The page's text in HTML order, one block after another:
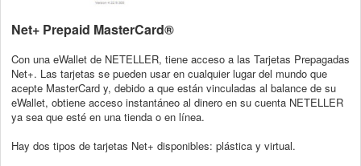
Net+ Prepaid MasterCard®
Con una eWallet de NETELLER, tiene acceso a las Tarjetas Prepagadas
Net+. Las tarjetas se pueden usar en cualquier lugar del mundo que
acepte MasterCard y, debido a que están vinculadas al balance de su
eWallet, obtiene acceso instantáneo al dinero en su cuenta NETELLER
ya sea que esté en una tienda o en línea.
Hay dos tipos de tarjetas Net+ disponibles: plástica y virtual.